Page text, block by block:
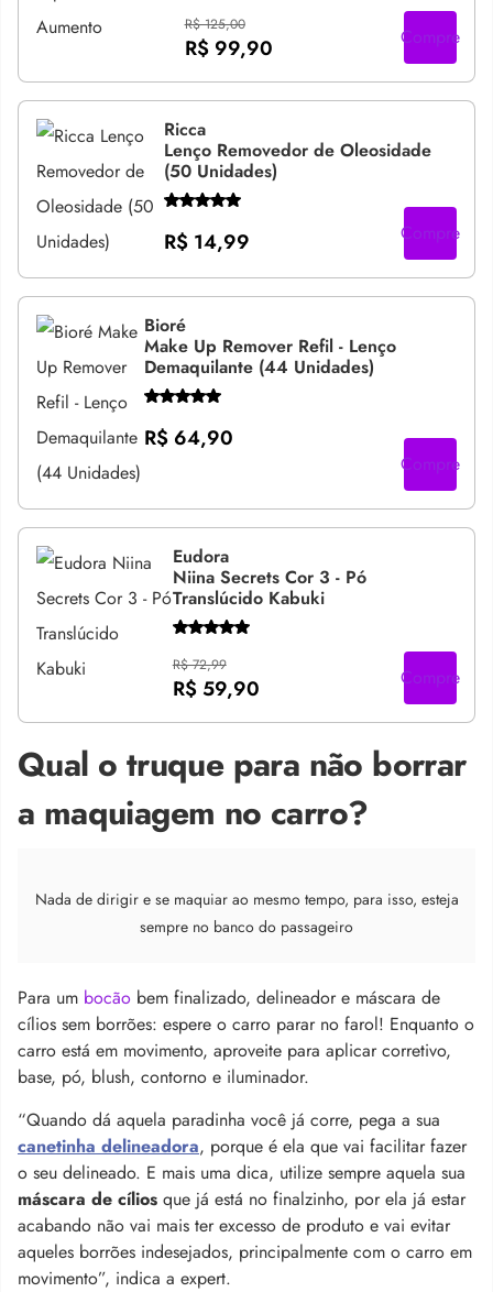
R$ 125,00
R$ 99,90 Compre
Ricca
Lenço Removedor de Oleosidade
(50 Unidades)
R$ 14,99 Compre
Bioré
Make Up Remover Refil - Lenço
Demaquilante (44 Unidades)
R$ 64,90
Compre
Eudora
Niina Secrets Cor 3 - Pó
Translúcido Kabuki
R$ 72,99
R$ 59,90 Compre
Qual o truque para não borrar
a maquiagem no carro?
Nada de dirigir e se maquiar ao mesmo tempo, para isso, esteja
sempre no banco do passageiro
Para um bocão bem finalizado, delineador e máscara de
cílios sem borrões: espere o carro parar no farol! Enquanto o
carro está em movimento, aproveite para aplicar corretivo,
base, pó, blush, contorno e iluminador.
“Quando dá aquela paradinha você já corre, pega a sua
canetinha delineadora, porque é ela que vai facilitar fazer
o seu delineado. E mais uma dica, utilize sempre aquela sua
máscara de cílios que já está no finalzinho, por ela já estar
acabando não vai mais ter excesso de produto e vai evitar
aqueles borrões indesejados, principalmente com o carro em
movimento”, indica a expert.